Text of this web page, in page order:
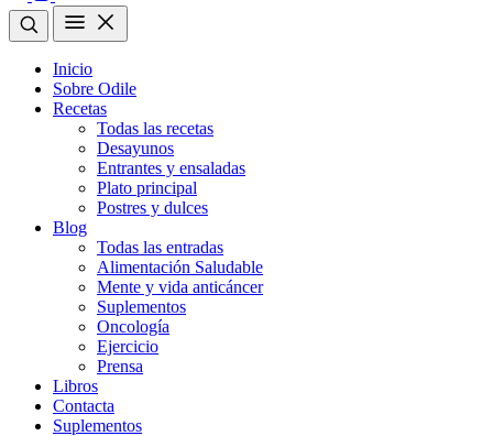
Inicio
Sobre Odile
Recetas
Todas las recetas
Desayunos
Entrantes y ensaladas
Plato principal
Postres y dulces
Blog
Todas las entradas
Alimentación Saludable
Mente y vida anticáncer
Suplementos
Oncología
Ejercicio
Prensa
Libros
Contacta
Suplementos